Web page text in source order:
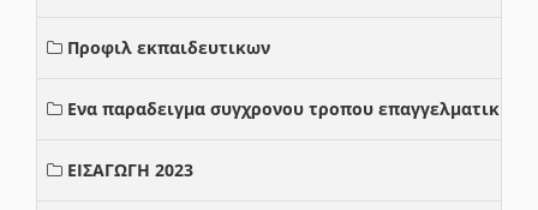
Προφιλ εκπαιδευτικων
Ενα παραδειγμα συγχρονου τροπου επαγγελματικης
ΕΙΣΑΓΩΓΗ 2023